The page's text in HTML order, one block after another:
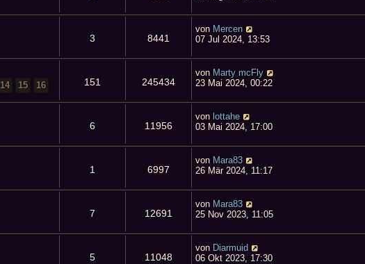
3 8441
von Mercen
07 Jul 2024, 13:53
14 15 16 151 245434
von Marty mcFly
23 Mai 2024, 00:22
6 11956
von lottahe
03 Mai 2024, 17:00
1 6997
von Mara83
26 Mär 2024, 11:17
7 12691
von Mara83
25 Nov 2023, 11:05
5 11048
von Diarmuid
06 Okt 2023, 17:30